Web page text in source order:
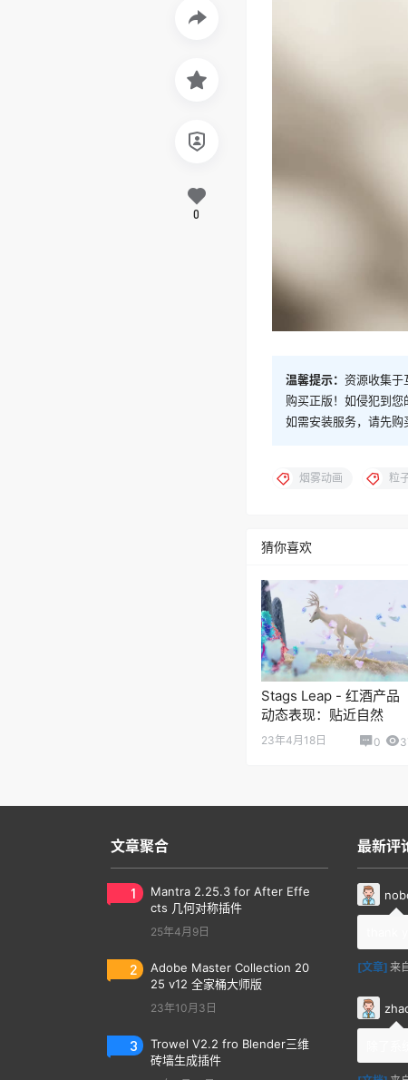
温馨提示： 资源收集于
购买正版！如侵犯到您
如需安装服务，请先购
0
烟雾动画 粒
猜你喜欢
Stags Leap - 红酒产品
动态表现：贴近自然
23年4月18日 0
文章聚合
1
Mantra 2.25.3 for After Effe
cts 几何对称插件
25年4月9日
2
Adobe Master Collection 20
25 v12 全家桶大师版
23年10月3日
3
Trowel V2.2 fro Blender三维
砖墙生成插件
最新评
[文章] 来